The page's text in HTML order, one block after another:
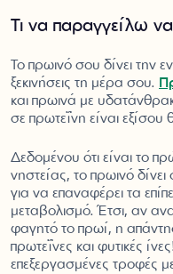
Τι να παραγγείλω
Το πρωινό σου δίνει την
ξεκινήσεις τη μέρα σου.
και πρωινά με
σε πρωτεΐνη είναι εξίσου
Δεδομένου ότι είναι το
νηστείας, το πρωινό
για να επαναφέρει τα
μεταβολισμό. Έτσι, αν
φαγητό το πρωί, η
πρωτεΐνες και φυτικές
επεξεργασμένες τροφές